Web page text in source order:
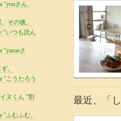
最近、「
"youさん、
その後。
"いつも読ん
"yasueさ
。
"こうたろう
ヌくん "割
"ふむふむ。